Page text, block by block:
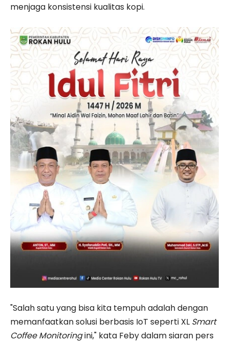
menjaga konsistensi kualitas kopi.
"Salah satu yang bisa kita tempuh adalah dengan
memanfaatkan solusi berbasis IoT seperti XL Smart
Coffee Monitoringini," kata Feby dalam siaran pers